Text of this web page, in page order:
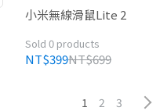
小米無線滑鼠Lite 2
Sold 0 products
NT$399NT$699
1 2 3